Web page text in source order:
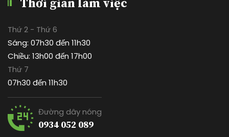
Thời gian làm việc
Thứ 2 - Thứ 6
Sáng: 07h30 đến 11h30
Chiều: 13h00 đến 17h00
Thứ 7
07h30 đến 11h30
Đường dây nóng
0934 052 089